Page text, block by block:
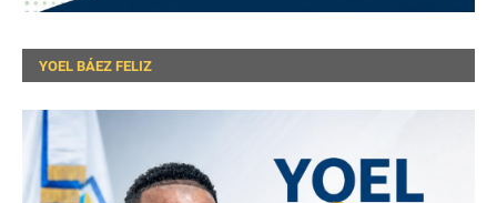
YOEL BÁEZ FELIZ